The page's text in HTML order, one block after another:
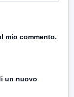
mio commento.
un nuovo